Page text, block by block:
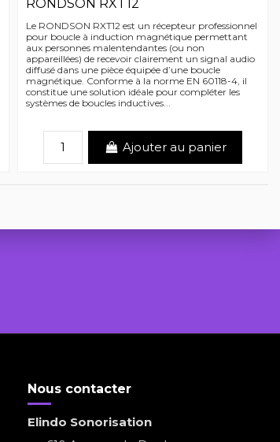
RONDSON RXT12
Le RONDSON RXT12 est un récepteur professionnel
pour boucle à induction magnétique permettant
aux personnes malentendantes (ou non
appareillées) de recevoir clairement un signal audio
diffusé dans une pièce équipée d’une boucle
magnétique. Conforme à la norme EN 60118-4, il
constitue une solution idéale pour compléter les
systèmes de boucles inductives...
Ajouter au panier
Nous contacter
Elindo Sonorisation